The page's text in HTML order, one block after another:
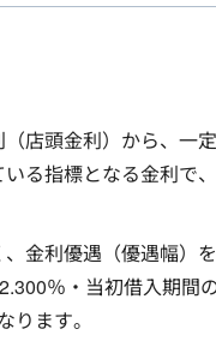
店頭金利）から、一
る指標となる金利で
金利優遇（優遇幅）
％・当初借入期
ます。